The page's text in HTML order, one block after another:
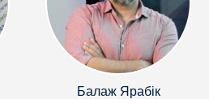
Балаж Ярабік